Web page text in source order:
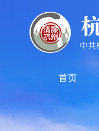
首页